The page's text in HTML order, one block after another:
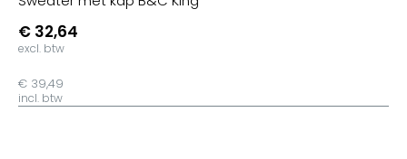
€ 32,64
excl. btw
€ 39,49
incl. btw